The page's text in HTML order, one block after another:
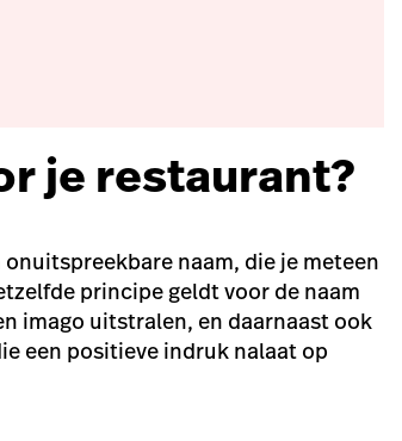
je restaurant?
naam, die je meteen
principe geldt voor de naam
imago uitstralen, en daarnaast ook
een positieve indruk nalaat op